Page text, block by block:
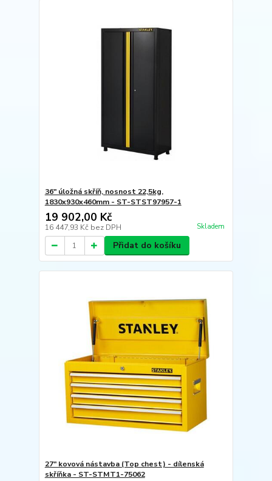
36" úložná skříň, nosnost 22,5kg,
1830x930x460mm - ST-STST97957-1
19 902,00 Kč
16 447,93 Kč bez DPH Skladem
Přidat do košíku
27" kovová nástavba (Top chest) - dílenská
skříňka - ST-STMT1-75062